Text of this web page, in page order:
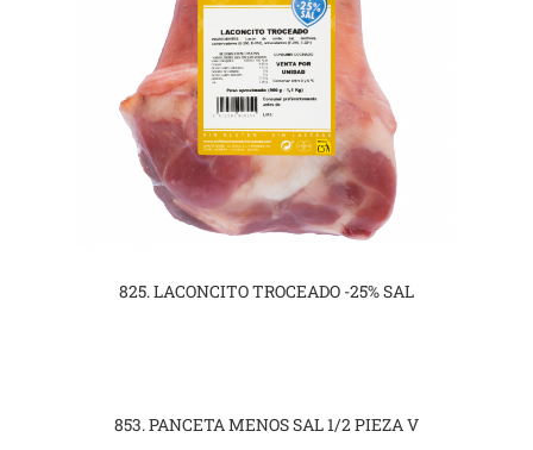
825. LACONCITO TROCEADO -25% SAL
853. PANCETA MENOS SAL 1/2 PIEZA V